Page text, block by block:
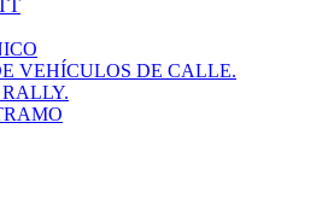
VEHÍCULOS DE CALLE.